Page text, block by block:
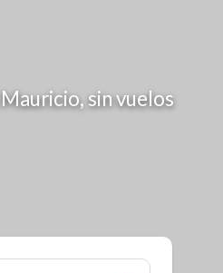
sin vuelos